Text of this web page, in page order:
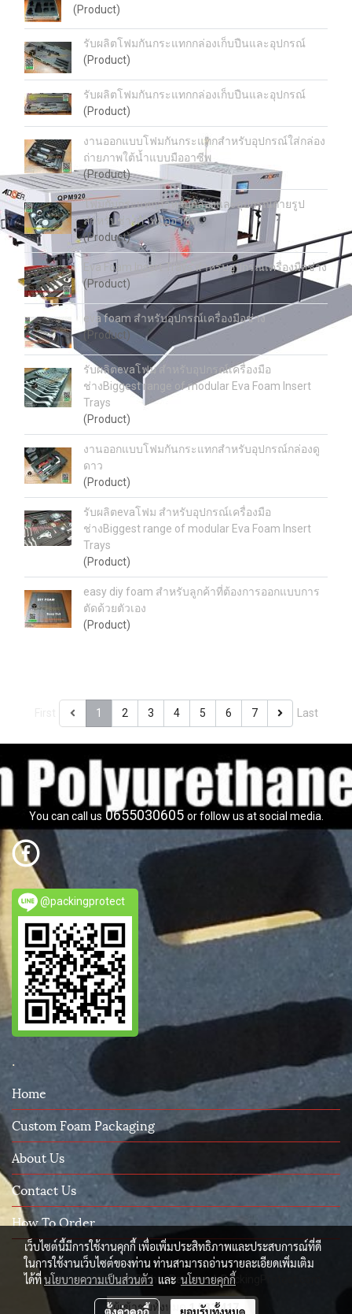
(Product)
รับผลิตโฟมกันกระแทกกล่องเก็บปืนและอุปกรณ์
(Product)
รับผลิตโฟมกันกระแทกกล่องเก็บปืนและอุปกรณ์
(Product)
งานออกแบบโฟมกันกระแทกสำหรับอุปกรณ์ใส่กล่อง
ถ่ายภาพใต้น้ำแบบมืออาซีพ
(Product)
โฟมกับกระแทกสำหรับกล้องและอุปกรณ์ถ่ายรูป
สำหรับช่างภาพมืออาชีพ
(Product)
Eva Foam Insert Trays สำหรับอุปกรณ์เครื่องมือช่าง
(Product)
eva foam สำหรับอุปกรณ์เครื่องมือช่าง
(Product)
รับผลิตevaโฟม สำหรับอุปกรณ์เครื่องมือ
ช่างBiggest range of modular Eva Foam Insert
Trays
(Product)
งานออกแบบโฟมกันกระแทกสำหรับอุปกรณ์กล่องดู
ดาว
(Product)
รับผลิตevaโฟม สำหรับอุปกรณ์เครื่องมือ
ช่างBiggest range of modular Eva Foam Insert
Trays
(Product)
easy diy foam สำหรับลูกค้าที่ต้องการออกแบบการ
ตัดด้วยตัวเอง
(Product)
1 2 3 4 5 6 7 Last
You can call us 0655030605 or follow us at social media.
@packingprotect
.
Home
Custom Foam Packaging
About Us
Contact Us
How To Order
© Copyright 2015 All Rights Reserved. PackingProtect.com
ผู้เข้าชมวันนี้ 1,593
เว็บไซต์นี้มีการใช้งานคุกกี้ เพื่อเพิ่มประสิทธิภาพและประสบการณ์ที่ดี
ในการใช้งานเว็บไซต์ของท่าน ท่านสามารถอ่านรายละเอียดเพิ่มเติม
ได้ที่นโยบายความเป็นส่วนตัว และ นโยบายคุกกี้